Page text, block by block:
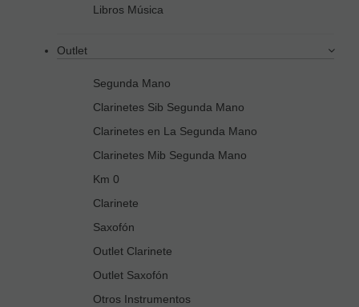
Libros Música
Outlet
Segunda Mano
Clarinetes Sib Segunda Mano
Clarinetes en La Segunda Mano
Clarinetes Mib Segunda Mano
Km 0
Clarinete
Saxofón
Outlet Clarinete
Outlet Saxofón
Otros Instrumentos